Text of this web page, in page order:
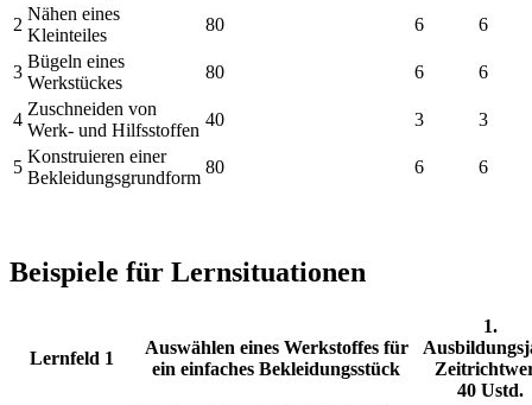
2
Nähen eines
Kleinteiles
80 6 6
3
Bügeln eines
Werkstückes
80 6 6
4
Zuschneiden von
Werk- und Hilfsstoffen
40 3 3
5
Konstruieren einer
Bekleidungsgrundform
80 6 6
Beispiele für Lernsituationen
Lernfeld 1
Auswählen eines Werkstoffes für
ein einfaches Bekleidungsstück
1.
40 Ustd.